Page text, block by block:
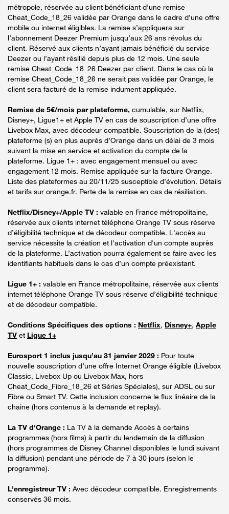
métropole, réservée au client bénéficiant d’une remise
Cheat_Code_18_26 validée par Orange dans le cadre d’une offre
mobile ou internet éligibles. La remise s’appliquera sur
l’abonnement Deezer Premium jusqu’aux 26 ans révolus du
client. Réservé aux clients n’ayant jamais bénéficié du service
Deezer ou l’ayant résilié depuis plus de 12 mois. Une seule
remise Cheat_Code_18_26 Deezer par client. Dans le cas où la
remise Cheat_Code_18_26 ne serait pas validée par Orange, le
client sera facturé de la remise indument appliquée.
Remise de 5€/mois par plateforme, cumulable, sur Netflix,
Disney+, Ligue1+ et Apple TV en cas de souscription d’une offre
Livebox Max, avec décodeur compatible. Souscription de la (des)
plateforme (s) en plus auprès d’Orange dans un délai de 3 mois
suivant la mise en service et activation du compte de la
plateforme. Ligue 1+ : avec engagement mensuel ou avec
engagement 12 mois. Remise appliquée sur la facture Orange.
Liste des plateformes au 20/11/25 susceptible d’évolution. Détails
et tarifs sur orange.fr. Perte de la remise en cas de résiliation.
Netflix/Disney+/Apple TV : valable en France métropolitaine,
réservée aux clients internet téléphone Orange TV sous réserve
d’éligibilité technique et de décodeur compatible. L'accès au
service nécessite la création et l'activation d'un compte auprès
de la plateforme. L’activation pourra également se faire avec les
identifiants habituels dans le cas d’un compte préexistant.
Ligue 1+ : valable en France métropolitaine, réservée aux clients
internet téléphone Orange TV sous réserve d’éligibilité technique
et de décodeur compatible.
Conditions Spécifiques des options : Netflix, Disney+, Apple
TV et Ligue 1+
Eurosport 1 inclus jusqu’au 31 janvier 2029 : Pour toute
nouvelle souscription d’une offre Internet Orange éligible (Livebox
Classic, Livebox Up ou Livebox Max, hors
Cheat_Code_Fibre_18_26 et Séries Spéciales), sur ADSL ou sur
Fibre ou Smart TV. Cette inclusion concerne le flux linéaire de la
chaine (hors contenus à la demande et replay).
La TV d'Orange : La TV à la demande Accès à certains
programmes (hors films) à partir du lendemain de la diffusion
(hors programmes de Disney Channel disponibles le lundi suivant
la diffusion) pendant une période de 7 à 30 jours (selon le
programme).
L'enregistreur TV : Avec décodeur compatible. Enregistrements
conservés 36 mois.